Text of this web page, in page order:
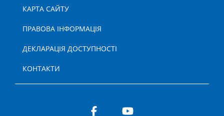
КАРТА САЙТУ
ПРАВОВА ІНФОРМАЦІЯ
ДЕКЛАРАЦІЯ ДОСТУПНОСТІ
КОНТАКТИ